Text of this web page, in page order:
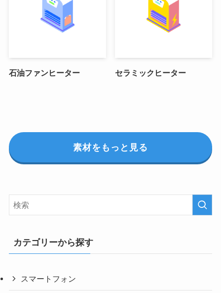
石油ファンヒーター セラミックヒーター
素材をもっと見る
カテゴリーから探す
スマートフォン